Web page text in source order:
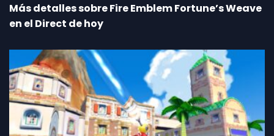
Más detalles sobre Fire Emblem Fortune’s Weave
en el Direct de hoy